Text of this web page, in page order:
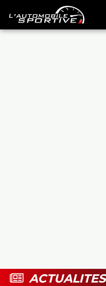
BOUTIQUE
ACTUALITES